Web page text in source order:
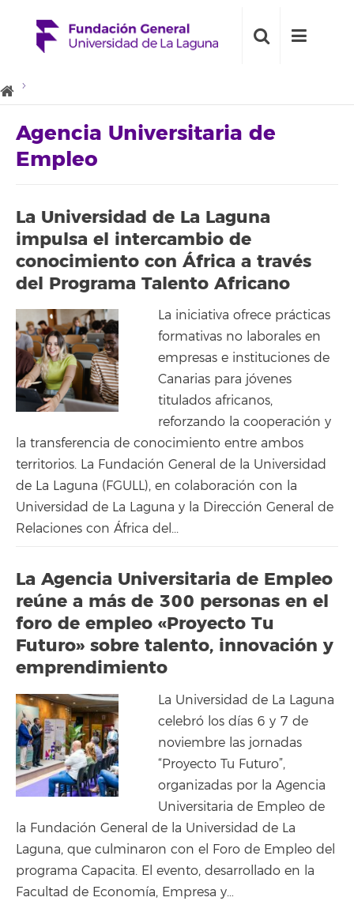
Agencia Universitaria de
Empleo
La Universidad de La Laguna
impulsa el intercambio de
conocimiento con África a través
del Programa Talento Africano
La iniciativa ofrece prácticas
formativas no laborales en
empresas e instituciones de
Canarias para jóvenes
titulados africanos,
reforzando la cooperación y
la transferencia de conocimiento entre ambos
territorios. La Fundación General de la Universidad
de La Laguna (FGULL), en colaboración con la
Universidad de La Laguna y la Dirección General de
Relaciones con África del...
La Agencia Universitaria de Empleo
reúne a más de 300 personas en el
foro de empleo «Proyecto Tu
Futuro» sobre talento, innovación y
emprendimiento
La Universidad de La Laguna
celebró los días 6 y 7 de
noviembre las jornadas
“Proyecto Tu Futuro”,
organizadas por la Agencia
Universitaria de Empleo de
la Fundación General de la Universidad de La
Laguna, que culminaron con el Foro de Empleo del
programa Capacita. El evento, desarrollado en la
Facultad de Economía, Empresa y…